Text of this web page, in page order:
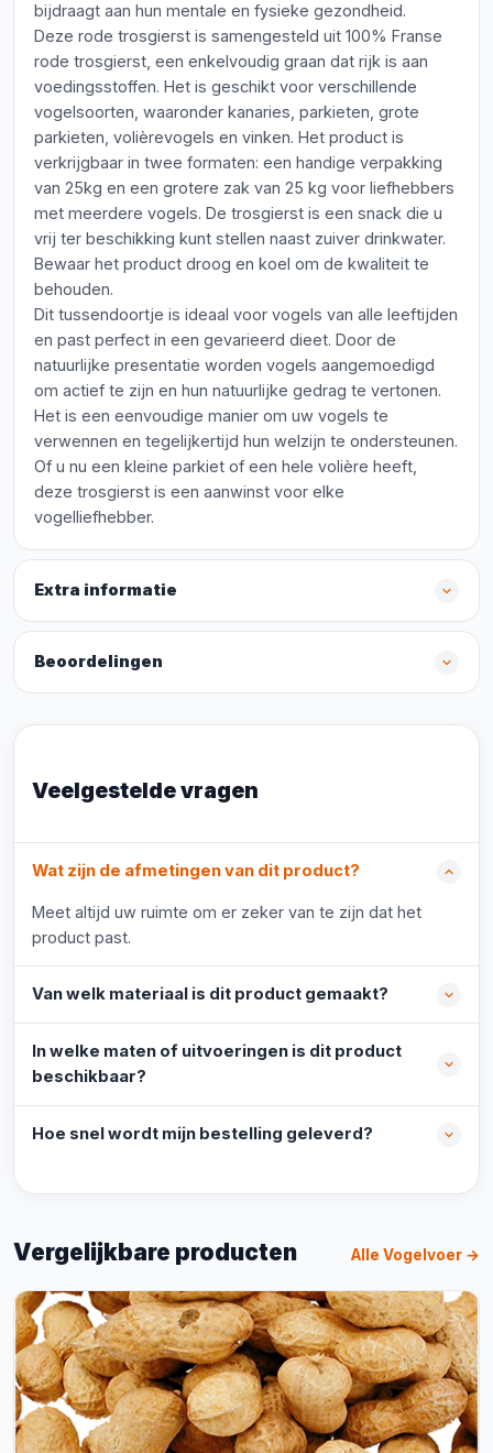
bijdraagt aan hun mentale en fysieke gezondheid.
Deze rode trosgierst is samengesteld uit 100% Franse
rode trosgierst, een enkelvoudig graan dat rijk is aan
voedingsstoffen. Het is geschikt voor verschillende
vogelsoorten, waaronder kanaries, parkieten, grote
parkieten, volièrevogels en vinken. Het product is
verkrijgbaar in twee formaten: een handige verpakking
van 25kg en een grotere zak van 25 kg voor liefhebbers
met meerdere vogels. De trosgierst is een snack die u
vrij ter beschikking kunt stellen naast zuiver drinkwater.
Bewaar het product droog en koel om de kwaliteit te
behouden.
Dit tussendoortje is ideaal voor vogels van alle leeftijden
en past perfect in een gevarieerd dieet. Door de
natuurlijke presentatie worden vogels aangemoedigd
om actief te zijn en hun natuurlijke gedrag te vertonen.
Het is een eenvoudige manier om uw vogels te
verwennen en tegelijkertijd hun welzijn te ondersteunen.
Of u nu een kleine parkiet of een hele volière heeft,
deze trosgierst is een aanwinst voor elke
vogelliefhebber.
Extra informatie
Beoordelingen
Veelgestelde vragen
Wat zijn de afmetingen van dit product?
Meet altijd uw ruimte om er zeker van te zijn dat het
product past.
Van welk materiaal is dit product gemaakt?
In welke maten of uitvoeringen is dit product
beschikbaar?
Hoe snel wordt mijn bestelling geleverd?
Vergelijkbare producten Alle Vogelvoer →